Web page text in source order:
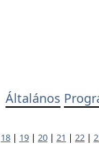
Általános
18 | 19 | 20 | 21 | 22 |